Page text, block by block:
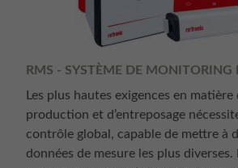
RMS - SYSTÈME DE MONITORING
Les plus hautes exigences en
production et d’entreposage
contrôle global, capable de mettre à
données de mesure les plus diverses.